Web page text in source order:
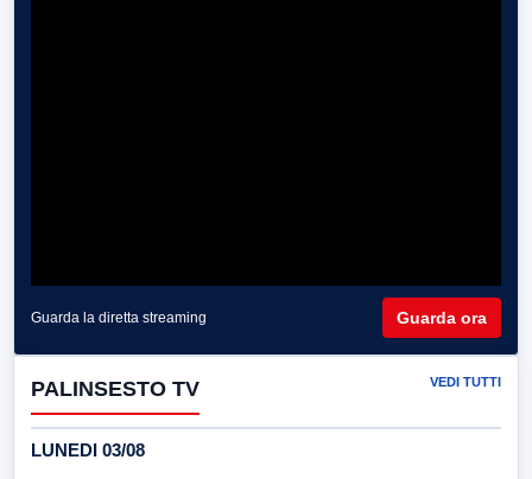
Guarda la diretta streaming Guarda ora
PALINSESTO TV VEDI TUTTI
LUNEDI 03/08